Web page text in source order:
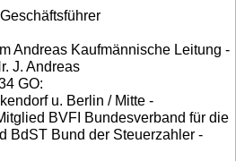
Andreas Kaufmännische Leitung -
J. Andreas
GO:
u. Berlin / Mitte -
BVFI Bundesverband für die
BdST Bund der Steuerzahler -